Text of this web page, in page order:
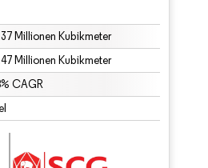
Millionen Kubikmeter
Millionen Kubikmeter
CAGR
erfordert Namensnennung gemäß CC BY 4.0.